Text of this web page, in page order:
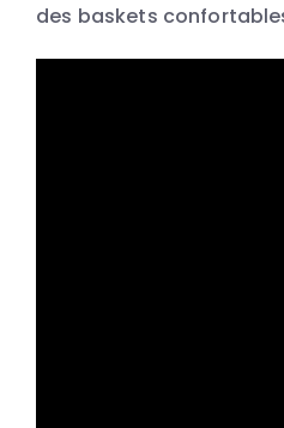
des baskets